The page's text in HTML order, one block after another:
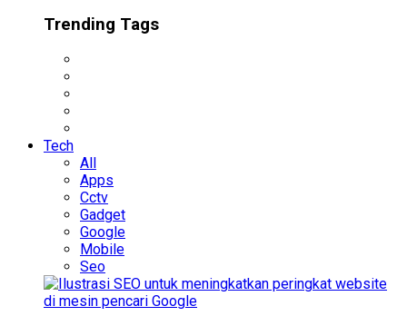
Trending Tags
Tech
All
Apps
Cctv
Gadget
Google
Mobile
Seo